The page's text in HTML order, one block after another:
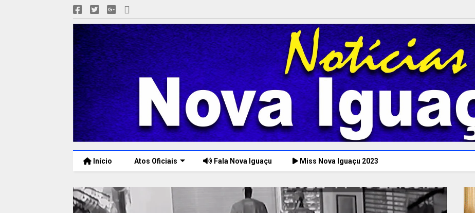
Início Atos Oficiais Fala Nova Iguaçu Miss Nova Iguaçu 2023